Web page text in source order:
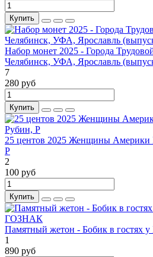
Купить
Набор монет 2025 - Города
Челябинск, УФА, Ярославль
7
280 руб
Купить
25 центов 2025 Женщины Америки
P
2
100 руб
Купить
Памятный жетон - Бобик в
1
890 руб